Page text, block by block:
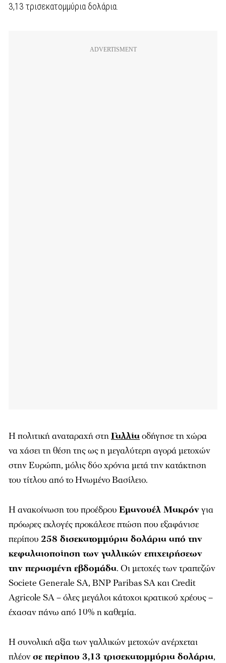
3,13 τρισεκατομμύρια δολάρια.
Η πολιτική αναταραχή στηΓαλλίαοδήγησε τη χώρα
να χάσει τη θέση της ως η μεγαλύτερη αγορά μετοχών
στην Ευρώπη, μόλις δύο χρόνια μετά την κατάκτηση
του τίτλου από το Ηνωμένο Βασίλειο.
Η ανακοίνωση του προέδρου Εμανουέλ Μακρόνγια
πρόωρες εκλογές προκάλεσε πτώση που εξαφάνισε
περίπου 258 δισεκατομμύρια δολάρια από την
κεφαλαιοποίηση των γαλλικών επιχειρήσεων
την περασμένη εβδομάδα. Οι μετοχές των τραπεζών
Societe Generale SA, BNP Paribas SA και Credit
Agricole SA – όλες μεγάλοι κάτοχοι κρατικού χρέους –
έχασαν πάνω από 10% η καθεμία.
Η συνολική αξία των γαλλικών μετοχών ανέρχεται
πλέονσε περίπου 3,13 τρισεκατομμύρια δολάρια,